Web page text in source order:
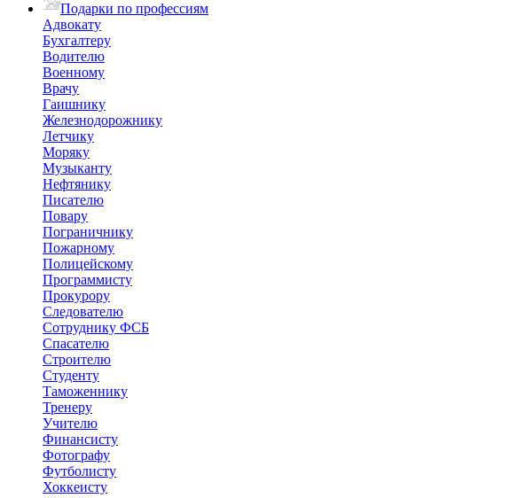
Подарки по профессиям
Адвокату
Бухгалтеру
Водителю
Военному
Врачу
Гаишнику
Железнодорожнику
Летчику
Моряку
Музыканту
Нефтянику
Писателю
Повару
Пограничнику
Пожарному
Полицейскому
Программисту
Прокурору
Следователю
Сотруднику ФСБ
Спасателю
Строителю
Студенту
Таможеннику
Тренеру
Учителю
Финансисту
Фотографу
Футболисту
Хоккеисту